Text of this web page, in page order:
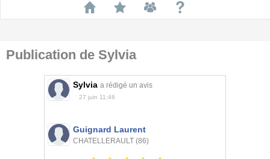
Publication de Sylvia
Sylvia a rédigé un avis
27 juin 11:46
Guignard Laurent
CHATELLERAULT (86)